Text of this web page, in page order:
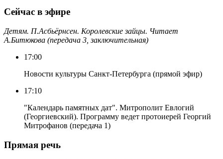
Сейчас в эфире
Детям. П.Асбьёрнсен. Королевские зайцы. Читает
А.Битюкова (передача 3, заключительная)
17:00
Новости культуры Санкт-Петербурга (прямой эфир)
17:10
"Календарь памятных дат". Митрополит Евлогий
(Георгиевский). Программу ведет протоиерей Георгий
Митрофанов (передача 1)
Прямая речь